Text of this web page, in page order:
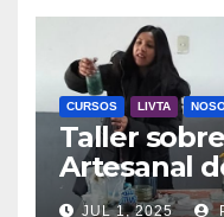
CURSOS LIVTA
Taller
Artesanal
JUL 1, 2025